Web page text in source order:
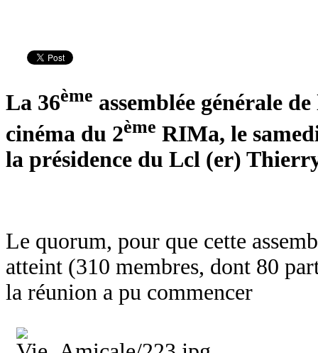
La 36ème assemblée générale
cinéma du 2ème RIMa, le
la présidence du Lcl (er)
Le quorum, pour que cette
atteint (310 membres, dont 80
la réunion a pu commencer